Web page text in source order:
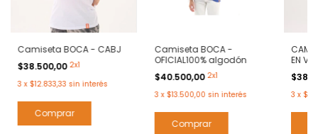
Camiseta BOCA - CABJ
$38.500,00 2x1
3 x $12.833,33 sin interés
Comprar
Camiseta BOCA -
OFICIAL100% algodón
$40.500,00 2x1
3 x $13.500,00 sin interés
Comprar
EN V
3 x